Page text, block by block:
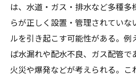
は、水道・ガス・排水など多種多
らが正しく設置・管理されてい
ルを引き起こす可能性がある。
ば水漏れや配水不良、ガス配管で
火災や爆発などが考えられる。こ